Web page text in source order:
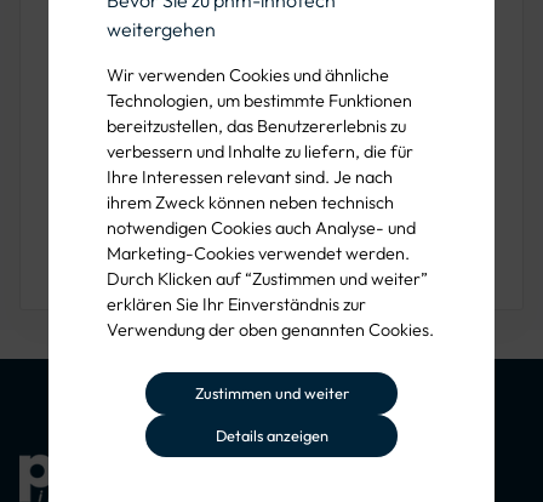
weitergehen
Wir verwenden Cookies und ähnliche
Technologien, um bestimmte Funktionen
bereitzustellen, das Benutzererlebnis zu
verbessern und Inhalte zu liefern, die für
Ihre Interessen relevant sind. Je nach
ihrem Zweck können neben technisch
notwendigen Cookies auch Analyse- und
Marketing-Cookies verwendet werden.
Durch Klicken auf “Zustimmen und weiter”
erklären Sie Ihr Einverständnis zur
Verwendung der oben genannten Cookies.
Zustimmen und weiter
Details anzeigen
Verkehrszeichen
1060-31 Haltverbot
auch auf dem
Seitenstreifen
ab 26,62 € / Stück
zzgl. 19% MwSt.